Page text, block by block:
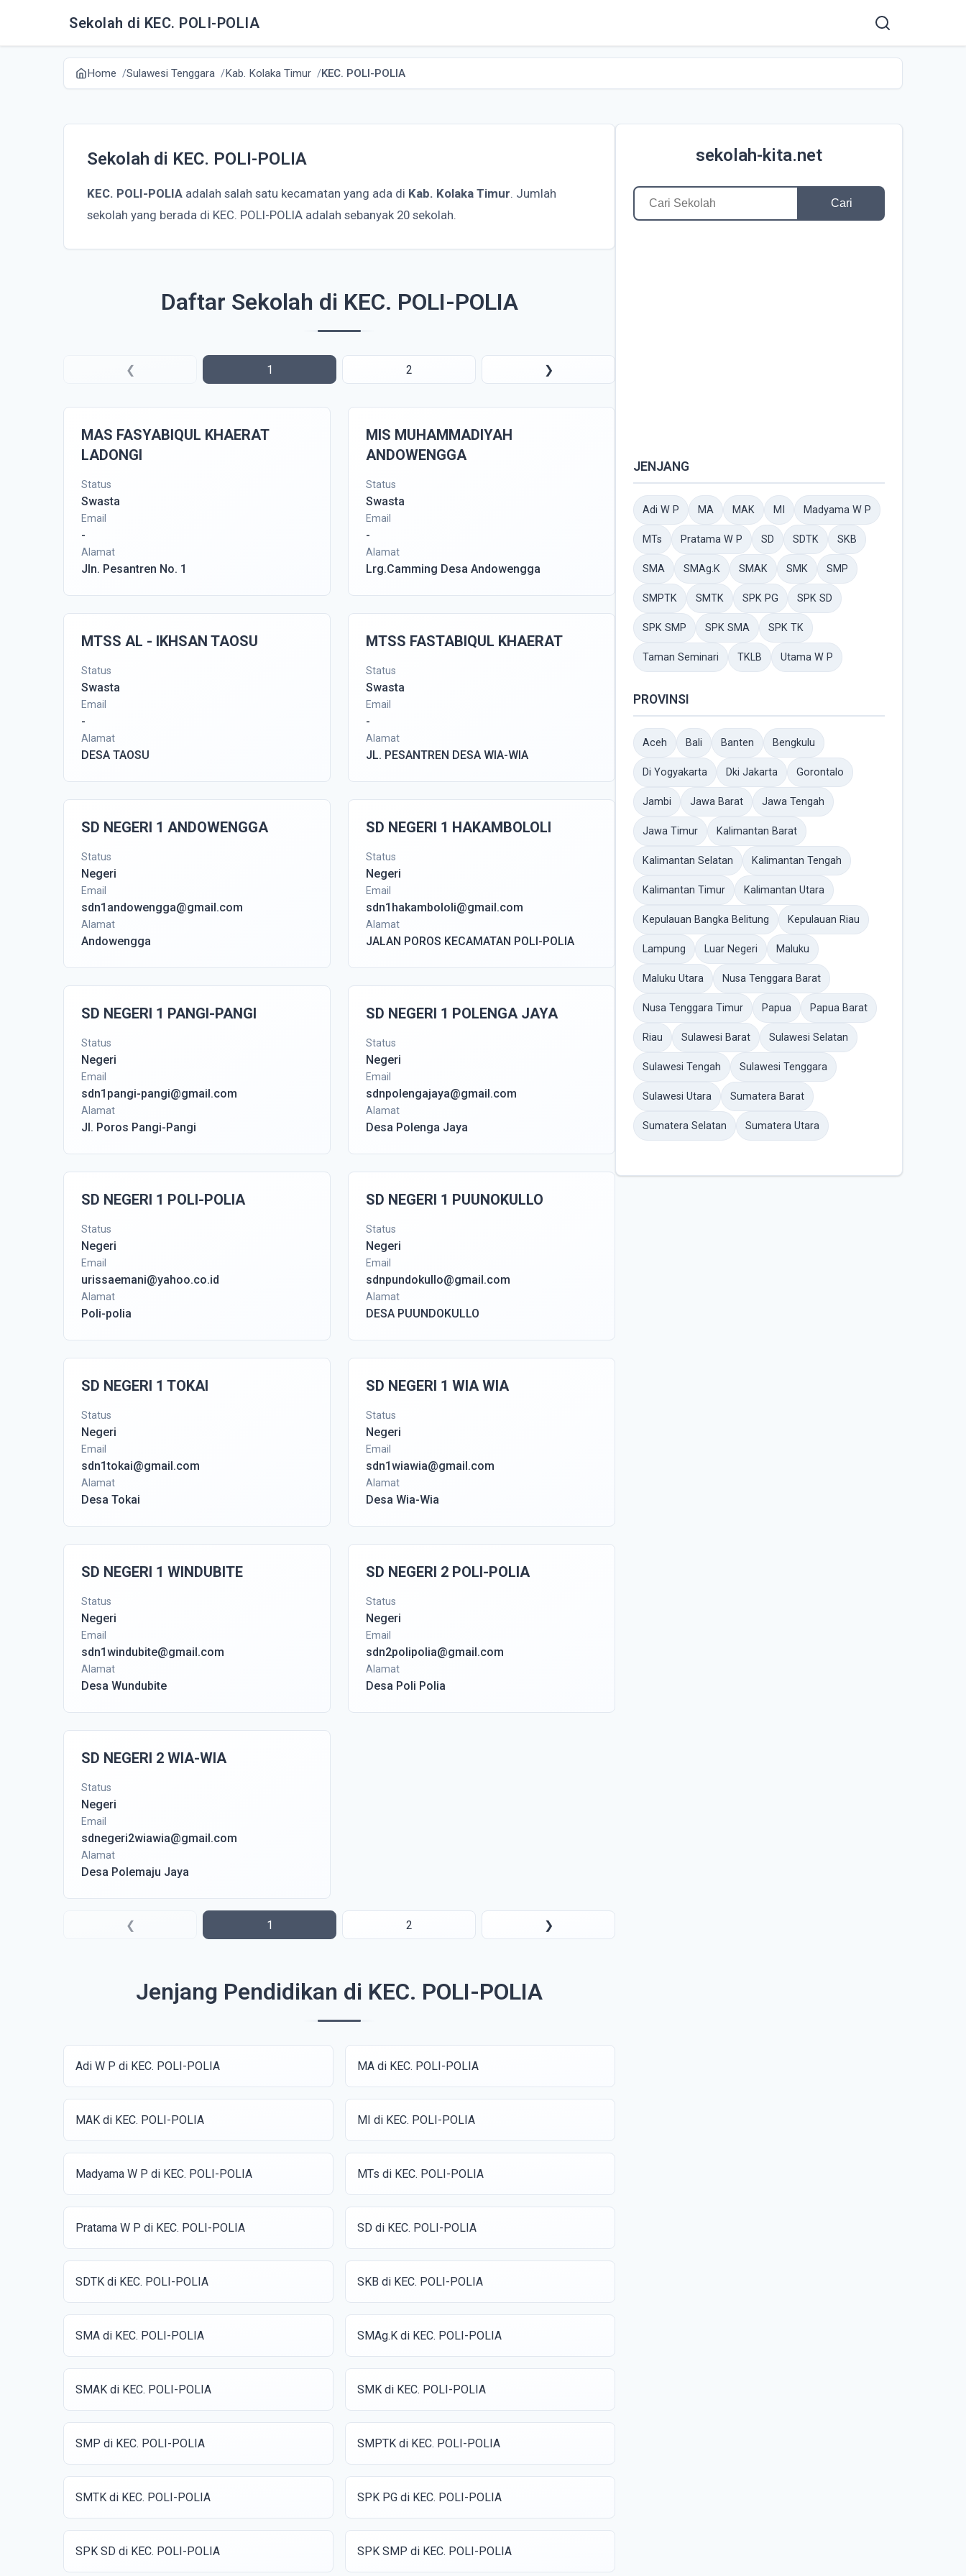
Sekolah di KEC. POLI-POLIA
Home Sulawesi Tenggara Kab. Kolaka Timur KEC. POLI-POLIA
Sekolah di KEC. POLI-POLIA
KEC. POLI-POLIA adalah salah satu kecamatan yang ada di Kab. Kolaka Timur. Jumlah
sekolah yang berada di KEC. POLI-POLIA adalah sebanyak 20 sekolah.
Daftar Sekolah di KEC. POLI-POLIA
❮ 1 2 ❯
MAS FASYABIQUL KHAERAT
LADONGI
Status
Swasta
Email
-
Alamat
Jln. Pesantren No. 1
MIS MUHAMMADIYAH
ANDOWENGGA
Status
Swasta
Email
-
Alamat
Lrg.Camming Desa Andowengga
MTSS AL - IKHSAN TAOSU
Status
Swasta
Email
-
Alamat
DESA TAOSU
MTSS FASTABIQUL KHAERAT
Status
Swasta
Email
-
Alamat
JL. PESANTREN DESA WIA-WIA
SD NEGERI 1 ANDOWENGGA
Status
Negeri
Email
sdn1andowengga@gmail.com
Alamat
Andowengga
SD NEGERI 1 HAKAMBOLOLI
Status
Negeri
Email
sdn1hakambololi@gmail.com
Alamat
JALAN POROS KECAMATAN POLI-POLIA
SD NEGERI 1 PANGI-PANGI
Status
Negeri
Email
sdn1pangi-pangi@gmail.com
Alamat
Jl. Poros Pangi-Pangi
SD NEGERI 1 POLENGA JAYA
Status
Negeri
Email
sdnpolengajaya@gmail.com
Alamat
Desa Polenga Jaya
SD NEGERI 1 POLI-POLIA
Status
Negeri
Email
urissaemani@yahoo.co.id
Alamat
Poli-polia
SD NEGERI 1 PUUNOKULLO
Status
Negeri
Email
sdnpundokullo@gmail.com
Alamat
DESA PUUNDOKULLO
SD NEGERI 1 TOKAI
Status
Negeri
Email
sdn1tokai@gmail.com
Alamat
Desa Tokai
SD NEGERI 1 WIA WIA
Status
Negeri
Email
sdn1wiawia@gmail.com
Alamat
Desa Wia-Wia
SD NEGERI 1 WINDUBITE
Status
Negeri
Email
sdn1windubite@gmail.com
Alamat
Desa Wundubite
SD NEGERI 2 POLI-POLIA
Status
Negeri
Email
sdn2polipolia@gmail.com
Alamat
Desa Poli Polia
SD NEGERI 2 WIA-WIA
Status
Negeri
Email
sdnegeri2wiawia@gmail.com
Alamat
Desa Polemaju Jaya
❮ 1 2 ❯
Jenjang Pendidikan di KEC. POLI-POLIA
Adi W P di KEC. POLI-POLIA MA di KEC. POLI-POLIA
MAK di KEC. POLI-POLIA MI di KEC. POLI-POLIA
Madyama W P di KEC. POLI-POLIA MTs di KEC. POLI-POLIA
Pratama W P di KEC. POLI-POLIA SD di KEC. POLI-POLIA
SDTK di KEC. POLI-POLIA SKB di KEC. POLI-POLIA
SMA di KEC. POLI-POLIA SMAg.K di KEC. POLI-POLIA
SMAK di KEC. POLI-POLIA SMK di KEC. POLI-POLIA
SMP di KEC. POLI-POLIA SMPTK di KEC. POLI-POLIA
SMTK di KEC. POLI-POLIA SPK PG di KEC. POLI-POLIA
SPK SD di KEC. POLI-POLIA SPK SMP di KEC. POLI-POLIA
sekolah-kita.net
Cari
JENJANG
Adi W P MA MAK MI Madyama W P
MTs Pratama W P SD SDTK SKB
SMA SMAg.K SMAK SMK SMP
SMPTK SMTK SPK PG SPK SD
SPK SMP SPK SMA SPK TK
Taman Seminari TKLB Utama W P
PROVINSI
Aceh Bali Banten Bengkulu
Di Yogyakarta Dki Jakarta Gorontalo
Jambi Jawa Barat Jawa Tengah
Jawa Timur Kalimantan Barat
Kalimantan Selatan Kalimantan Tengah
Kalimantan Timur Kalimantan Utara
Kepulauan Bangka Belitung Kepulauan Riau
Lampung Luar Negeri Maluku
Maluku Utara Nusa Tenggara Barat
Nusa Tenggara Timur Papua Papua Barat
Riau Sulawesi Barat Sulawesi Selatan
Sulawesi Tengah Sulawesi Tenggara
Sulawesi Utara Sumatera Barat
Sumatera Selatan Sumatera Utara